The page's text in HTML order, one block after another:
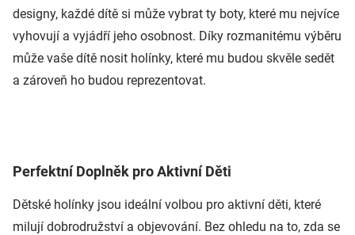
designy, každé dítě si může vybrat ty boty, které mu nejvíce
vyhovují a vyjádří jeho osobnost. Díky rozmanitému výběru
může vaše dítě nosit holínky, které mu budou skvěle sedět
a zároveň ho budou reprezentovat.
Perfektní Doplněk pro Aktivní Děti
Dětské holínky jsou ideální volbou pro aktivní děti, které
milují dobrodružství a objevování. Bez ohledu na to, zda se